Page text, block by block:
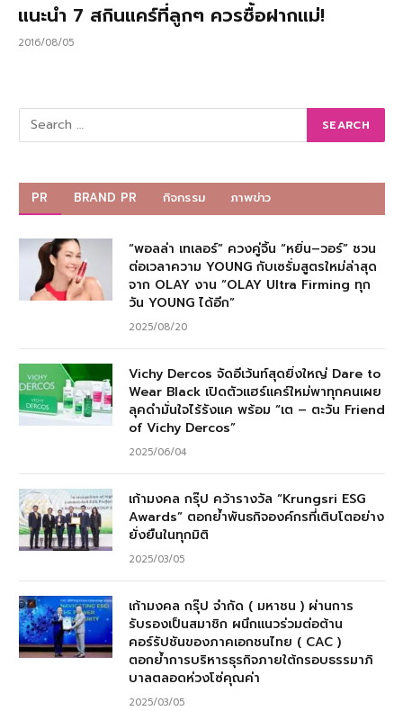
แนะนำ 7 สกินแคร์ที่ลูกๆ ควรซื้อฝากแม่!
2016/08/05
PR BRAND PR กิจกรรม ภาพข่าว
“พอลล่า เทเลอร์” ควงคู่จิ้น “หยิ่น–วอร์” ชวน
ต่อเวลาความ YOUNG กับเซรั่มสูตรใหม่ล่าสุด
จาก OLAY งาน “OLAY Ultra Firming ทุก
วัน YOUNG ได้อีก”
2025/08/20
Vichy Dercos จัดอีเว้นท์สุดยิ่งใหญ่ Dare to
Wear Black เปิดตัวแฮร์แคร์ใหม่พาทุกคนเผย
ลุคดำมั่นใจไร้รังแค พร้อม “เต – ตะวัน Friend
of Vichy Dercos”
2025/06/04
เก้ามงคล กรุ๊ป คว้ารางวัล “Krungsri ESG
Awards” ตอกย้ำพันธกิจองค์กรที่เติบโตอย่าง
ยั่งยืนในทุกมิติ
2025/03/05
เก้ามงคล กรุ๊ป จำกัด ( มหาชน ) ผ่านการ
รับรองเป็นสมาชิก ผนึกแนวร่วมต่อต้าน
คอร์รัปชันของภาคเอกชนไทย ( CAC )
ตอกย้ำการบริหารธุรกิจภายใต้กรอบธรรมาภิ
บาลตลอดห่วงโซ่คุณค่า
2025/03/05